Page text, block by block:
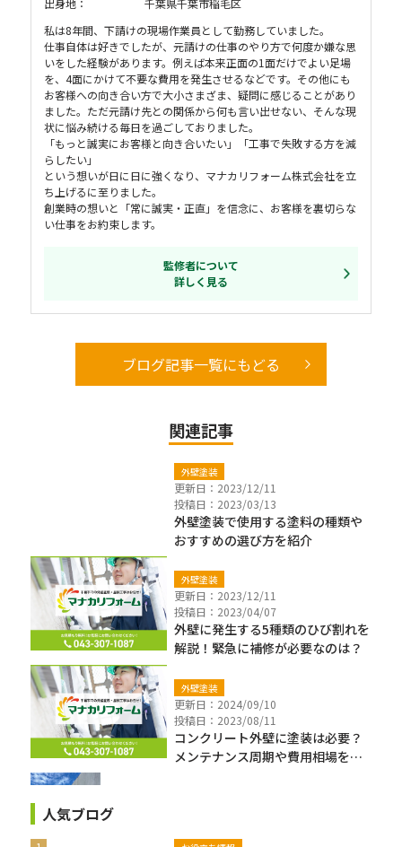
出身地：
千葉県千葉市稲毛区
私は8年間、下請けの現場作業員として勤務していました。
仕事自体は好きでしたが、元請けの仕事のやり方で何度か嫌な思
いをした経験があります。例えば本来正面の1面だけでよい足場
を、4面にかけて不要な費用を発生させるなどです。その他にも
お客様への向き合い方で大小さまざま、疑問に感じることがあり
ました。ただ元請け先との関係から何も言い出せない、そんな現
状に悩み続ける毎日を過ごしておりました。
「もっと誠実にお客様と向き合いたい」「工事で失敗する方を減
らしたい」
という想いが日に日に強くなり、マナカリフォーム株式会社を立
ち上げるに至りました。
創業時の想いと「常に誠実・正直」を信念に、お客様を裏切らな
い仕事をお約束します。
監修者について
詳しく見る
ブログ記事一覧にもどる
関連記事
外壁塗装
更新日：2023/12/11
投稿日：2023/03/13
外壁塗装で使用する塗料の種類や
おすすめの選び方を紹介
外壁塗装
更新日：2023/12/11
投稿日：2023/04/07
外壁に発生する5種類のひび割れを
解説！緊急に補修が必要なのは？
外壁塗装
更新日：2024/09/10
投稿日：2023/08/11
コンクリート外壁に塗装は必要？
メンテナンス周期や費用相場を解
人気ブログ